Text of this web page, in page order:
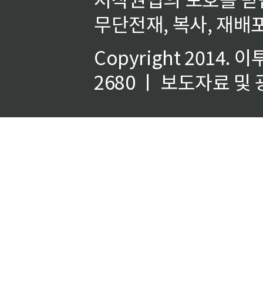
무단전재, 복사, 재배
Copyright 2014. 이
2680 ㅣ 보도자료